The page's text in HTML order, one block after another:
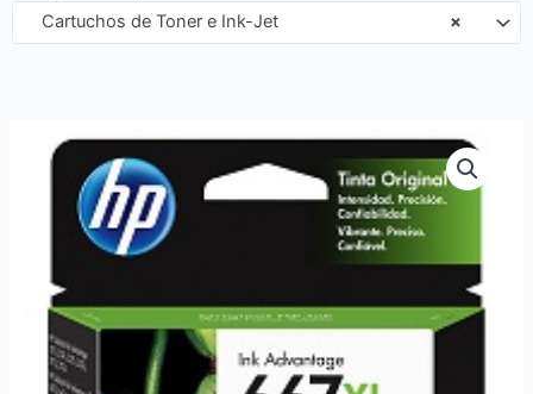
×
Cartuchos de Toner e Ink-Jet